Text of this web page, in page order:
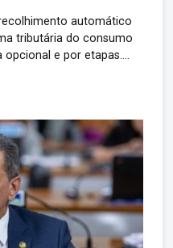
automático
tributária do consumo
opcional e por etapas.
de maneira facultativa
virará […]